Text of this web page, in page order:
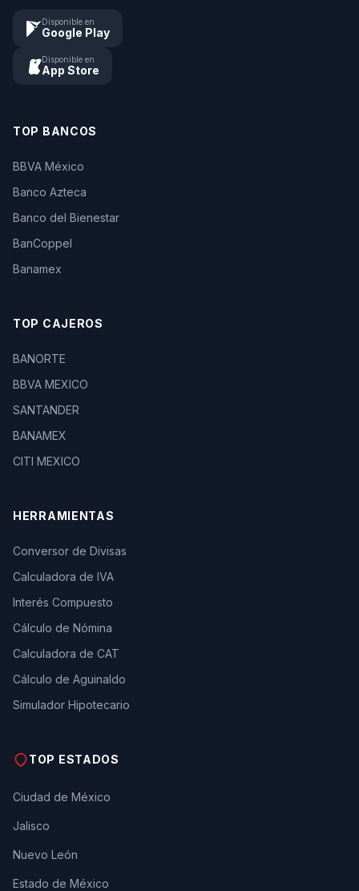
Disponible en
Google Play
Disponible en
App Store
TOP BANCOS
BBVA México
Banco Azteca
Banco del Bienestar
BanCoppel
Banamex
TOP CAJEROS
BANORTE
BBVA MEXICO
SANTANDER
BANAMEX
CITI MEXICO
HERRAMIENTAS
Conversor de Divisas
Calculadora de IVA
Interés Compuesto
Cálculo de Nómina
Calculadora de CAT
Cálculo de Aguinaldo
Simulador Hipotecario
TOP ESTADOS
Ciudad de México
Jalisco
Nuevo León
Estado de México